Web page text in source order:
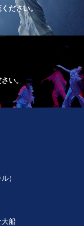
ださい。
い。
）
大船